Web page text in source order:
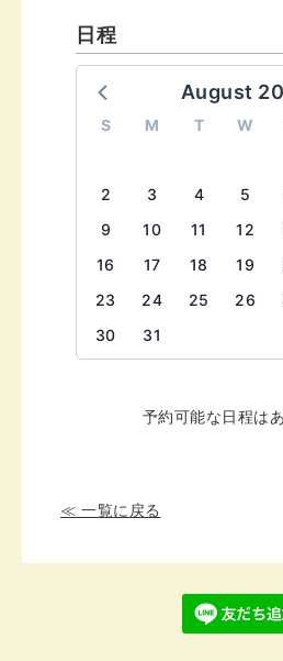
日程
August
S M T W
2
3 4 5
9
10 11 12
16
17 18 19
23
24 25 26
30
31
予約可能な日程は
≪ 一覧に戻る